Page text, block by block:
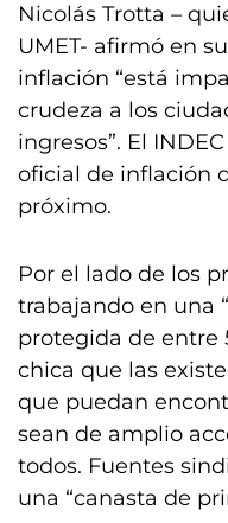
Nicolás Trotta –
UMET- afirmó en
inflación “está
crudeza a los
ingresos”. El
oficial de inflación
próximo.
Por el lado de los
trabajando en una
protegida de entre
chica que las
que puedan
sean de amplio
todos. Fuentes
una “canasta de